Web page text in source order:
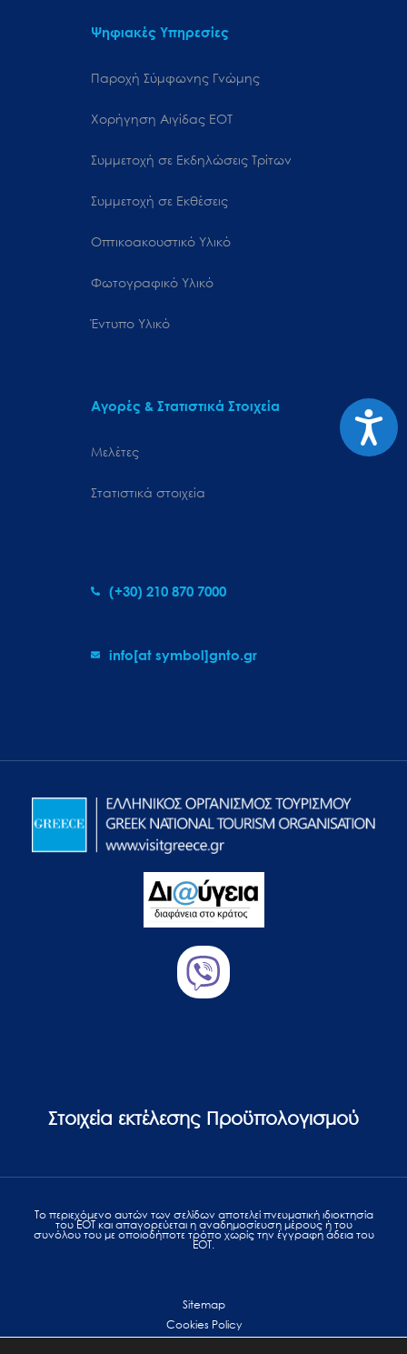
Ψηφιακές Υπηρεσίες
Παροχή Σύμφωνης Γνώμης
Χορήγηση Αιγίδας ΕΟΤ
Συμμετοχή σε Εκδηλώσεις Τρίτων
Συμμετοχή σε Εκθέσεις
Οπτικοακουστικό Υλικό
Φωτογραφικό Υλικό
Έντυπο Υλικό
Αγορές & Στατιστικά Στοιχεία
Μελέτες
Στατιστικά στοιχεία
(+30) 210 870 7000
info[at symbol]gnto.gr
Στοιχεία εκτέλεσης Προϋπολογισμού
Το περιεχόμενο αυτών των σελίδων αποτελεί πvευματική ιδιοκτησία
του ΕΟΤ και απαγορεύεται η αναδημοσίευση μέρους ή του
συνόλου του με οποιοδήποτε τρόπο χωρίς την έγγραφη άδεια του
ΕΟΤ.
Sitemap
Cookies Policy